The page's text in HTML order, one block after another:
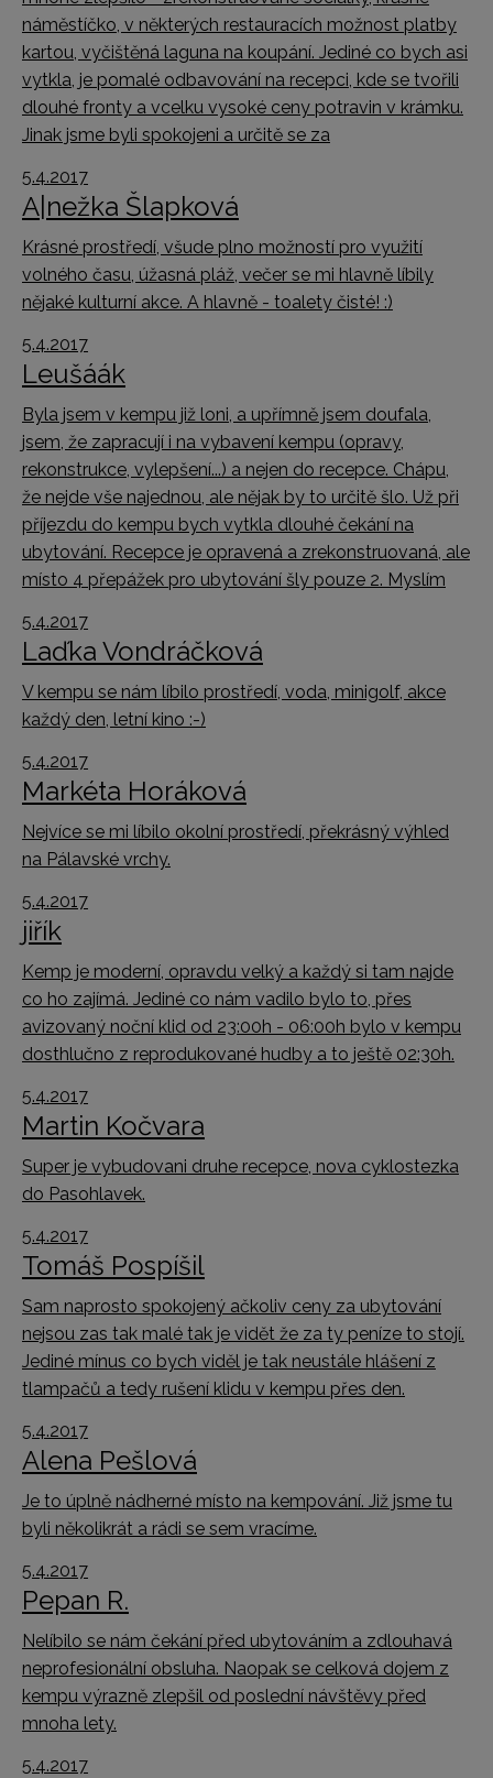
náměstíčko, v některých restauracích možnost platby
kartou, vyčištěná laguna na koupání. Jediné co bych asi
vytkla, je pomalé odbavování na recepci, kde se tvořili
dlouhé fronty a vcelku vysoké ceny potravin v krámku.
Jinak jsme byli spokojeni a určitě se za
5.4.2017
A|nežka Šlapková
Krásné prostředí, všude plno možností pro využití
volného času, úžasná pláž, večer se mi hlavně líbily
nějaké kulturní akce. A hlavně - toalety čisté! :)
5.4.2017
Leušáák
Byla jsem v kempu již loni, a upřímně jsem doufala,
jsem, že zapracují i na vybavení kempu (opravy,
rekonstrukce, vylepšení...) a nejen do recepce. Chápu,
že nejde vše najednou, ale nějak by to určitě šlo. Už při
příjezdu do kempu bych vytkla dlouhé čekání na
ubytování. Recepce je opravená a zrekonstruovaná, ale
místo 4 přepážek pro ubytování šly pouze 2. Myslím
5.4.2017
Laďka Vondráčková
V kempu se nám líbilo prostředí, voda, minigolf, akce
každý den, letní kino :-)
5.4.2017
Markéta Horáková
Nejvíce se mi líbilo okolní prostředí, překrásný výhled
na Pálavské vrchy.
5.4.2017
jiřík
Kemp je moderní, opravdu velký a každý si tam najde
co ho zajímá. Jediné co nám vadilo bylo to, přes
avizovaný noční klid od 23:00h - 06:00h bylo v kempu
dosthlučno z reprodukované hudby a to ještě 02:30h.
5.4.2017
Martin Kočvara
Super je vybudovani druhe recepce, nova cyklostezka
do Pasohlavek.
5.4.2017
Tomáš Pospíšil
Sam naprosto spokojený ačkoliv ceny za ubytování
nejsou zas tak malé tak je vidět že za ty peníze to stojí.
Jediné mínus co bych viděl je tak neustále hlášení z
tlampačů a tedy rušení klidu v kempu přes den.
5.4.2017
Alena Pešlová
Je to úplně nádherné místo na kempování. Již jsme tu
byli několikrát a rádi se sem vracíme.
5.4.2017
Pepan R.
Nelíbilo se nám čekání před ubytováním a zdlouhavá
neprofesionální obsluha. Naopak se celková dojem z
kempu výrazně zlepšil od poslední návštěvy před
mnoha lety.
5.4.2017